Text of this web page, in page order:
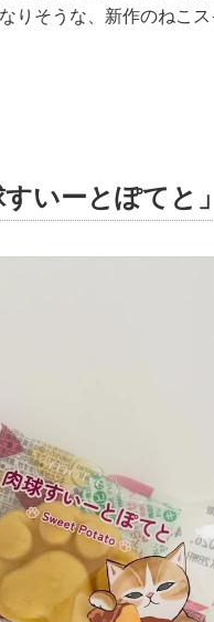
りそうな、新作のねこス
いーとぽてと」